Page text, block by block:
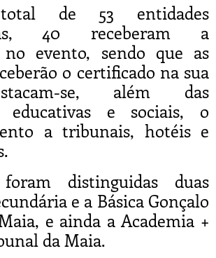
de 53 entidades
40 receberam a
no evento, sendo que as
o certificado na sua
se, além das
educativas e sociais, o
a tribunais, hotéis e
distinguidas duas
e a Básica Gonçalo
e ainda a Academia +
da Maia.